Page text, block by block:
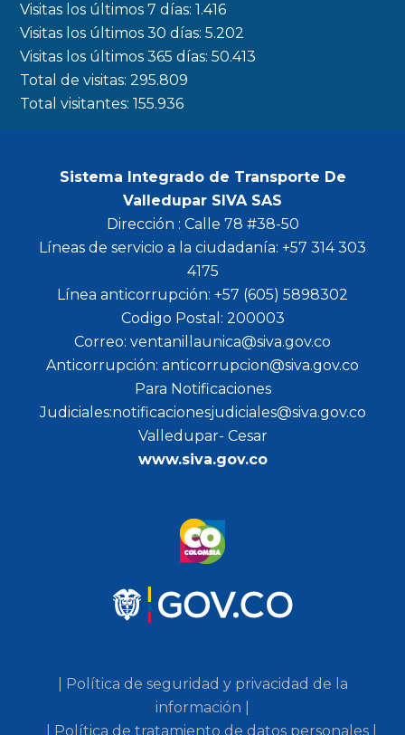
o
k
a
m
r
Visitas los últimos 7 días:1.416
Visitas los últimos 30 días:5.202
Visitas los últimos 365 días:50.413
Total de visitas:295.809
Total visitantes:155.936
Sistema Integrado de Transporte De
Valledupar SIVA SAS
Dirección : Calle 78 #38-50
Líneas de servicio a la ciudadanía: +57 314 303
4175
Línea anticorrupción: +57 (605) 5898302
Codigo Postal: 200003
Correo: ventanillaunica@siva.gov.co
Anticorrupción: anticorrupcion@siva.gov.co
Para Notificaciones
Judiciales:notificacionesjudiciales@siva.gov.co
Valledupar- Cesar
www.siva.gov.co
| Política de seguridad y privacidad de la
información |
| Política de tratamiento de datos personales |